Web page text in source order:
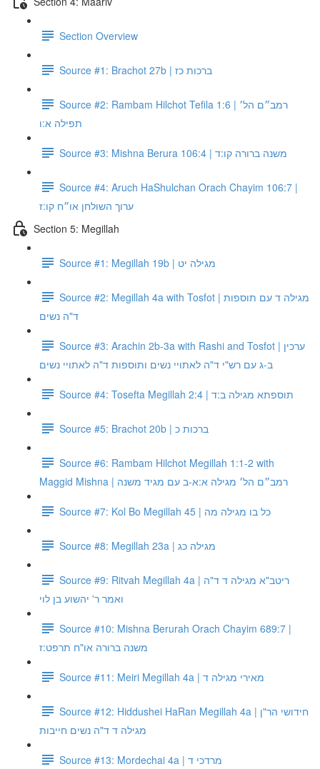
Section Overview
Source #1: Brachot 27b | ברכות כז
Source #2: Rambam Hilchot Tefila 1:6 | רמב״ם הל׳
תפילה א:ו
Source #3: Mishna Berura 106:4 | משנה ברורה קו:ד
Source #4: Aruch HaShulchan Orach Chayim 106:7 |
ערוך השולחן או״ח קו:ז
Section 5: Megillah
Source #1: Megillah 19b | מגילה יט
Source #2: Megillah 4a with Tosfot | מגילה ד עם תוספות
ד"ה נשים
Source #3: Arachin 2b-3a with Rashi and Tosfot | ערכין
ב-ג עם רש"י ד"ה לאתויי נשים ותוספות ד"ה לאתויי נשים
Source #4: Tosefta Megillah 2:4 | תוספתא מגילה ב:ד
Source #5: Brachot 20b | ברכות כ
Source #6: Rambam Hilchot Megillah 1:1-2 with
Maggid Mishna | רמב״ם הל׳ מגילה א:א-ב עם מגיד משנה
Source #7: Kol Bo Megillah 45 | כל בו מגילה מה
Source #8: Megillah 23a | מגילה כג
Source #9: Ritvah Megillah 4a | ריטב"א מגילה ד ד"ה
ואמר ר' יהשוע בן לוי
Source #10: Mishna Berurah Orach Chayim 689:7 |
משנה ברורה או"ח תרפט:ז
Source #11: Meiri Megillah 4a | מאירי מגילה ד
Source #12: Hiddushei HaRan Megillah 4a | חידושי הר"ן
מגילה ד ד"ה נשים חייבות
Source #13: Mordechai 4a | מרדכי ד